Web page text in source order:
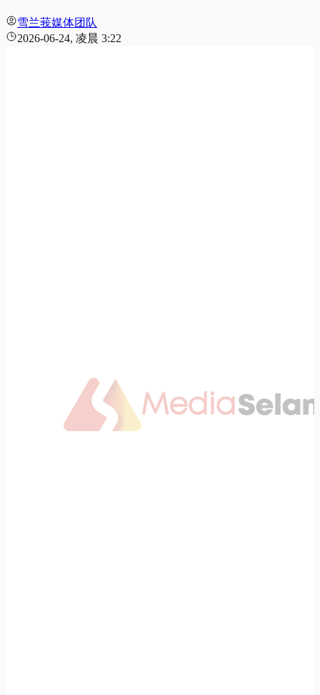
雪兰莪媒体团队
2026-06-24, 凌晨 3:22